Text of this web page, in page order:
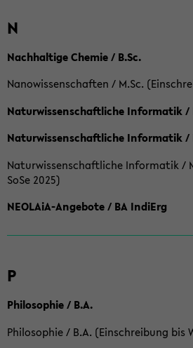
N
Nachhaltige Chemie / B.Sc.
Nanowissenschaften / M.Sc.
Naturwissenschaftliche Informatik /
Naturwissenschaftliche Informatik /
Naturwissenschaftliche Informatik /
SoSe 2025)
NEOLAiA-Angebote / BA IndiErg
P
Philosophie / B.A.
Philosophie / B.A. (Einschreibung bis